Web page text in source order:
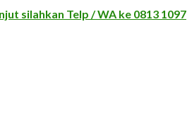
silahkan Telp / WA ke 0813 1097